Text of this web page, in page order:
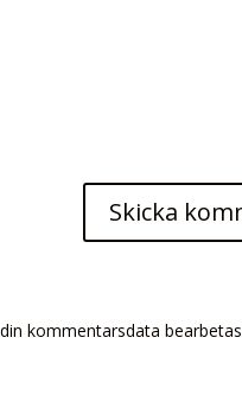
kommentarsdata bearbetas